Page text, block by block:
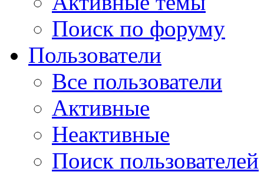
Поиск по форуму
Пользователи
Все пользователи
Активные
Неактивные
Поиск пользователей